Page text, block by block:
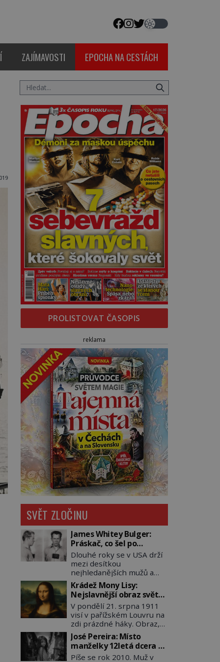
ZAJÍMAVOSTI EPOCHA NA CESTÁCH
PROLISTOVAT ČASOPIS
reklama
SVĚT ZLOČINU
James Whitey Bulger:
Práskač, co šel po
práskačích
Dlouhé roky se v USA drží
mezi desítkou
nejhledanějších mužů a
dopracuje to až na číslo
dvě – hned po Usámovi bin
Ládinovi (1957–2011). To je
James „Whitey“ Bulger
(1929–2018) viněný ze
spoluúčasti na 19
vraždách, vydírání a lichvy.
A samozřejmě, krom toho
je ještě drogový dealer,
Krádež Mony Lisy:
Nejslavnější obraz světa
zůstane dva roky
nezvěstný
V pondělí 21. srpna 1911
visí v pařížském Louvru na
zdi prázdné háky. Obraz,
který dnes zná celý svět, je
pryč. Zpočátku si nikdo
nemyslí, že jde o krádež.
Zaměstnanci jsou
José Pereira: Místo
manželky 12letá dcera –
a sousedi o všem vědí!
Píše se rok 2010. Muž v